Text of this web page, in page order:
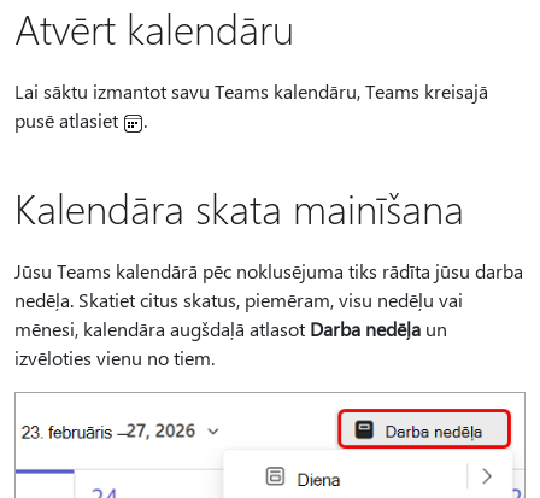
Atvērt kalendāru
Lai sāktu izmantot savu Teams kalendāru, Teams kreisajā
pusē atlasiet
.
Kalendāra skata mainīšana
Jūsu Teams kalendārā pēc noklusējuma tiks rādīta jūsu darba
nedēļa. Skatiet citus skatus, piemēram, visu nedēļu vai
mēnesi, kalendāra augšdaļā atlasot Darba nedēļa un
izvēloties vienu no tiem.